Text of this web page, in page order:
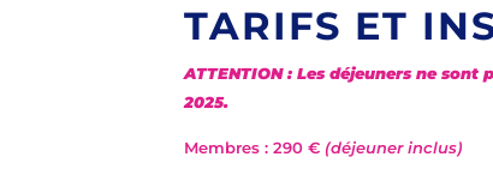
TARIFS ET
ATTENTION : Les déjeuners ne
2025.
Membres : 290 € (déjeuner inclus)